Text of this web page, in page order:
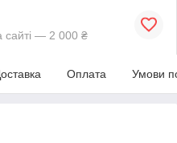
сайті — 2 000 ₴
Оплата Умови